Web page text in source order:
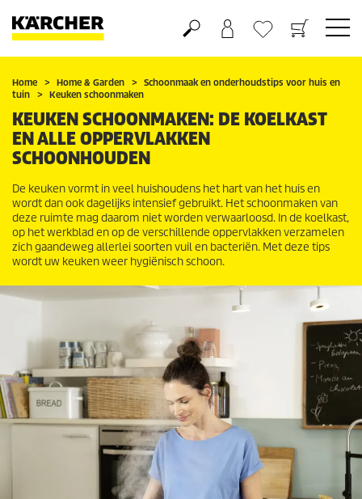
Boodschappenmandje
Verlanglijstje
Home Home & Garden
Schoonmaak en onderhoudstips voor huis en
tuin
Keuken schoonmaken
KEUKEN SCHOONMAKEN: DE KOELKAST
EN ALLE OPPERVLAKKEN
SCHOONHOUDEN
De keuken vormt in veel huishoudens het hart van het huis en
wordt dan ook dagelijks intensief gebruikt. Het schoonmaken van
deze ruimte mag daarom niet worden verwaarloosd. In de koelkast,
op het werkblad en op de verschillende oppervlakken verzamelen
zich gaandeweg allerlei soorten vuil en bacteriën. Met deze tips
wordt uw keuken weer hygiënisch schoon.